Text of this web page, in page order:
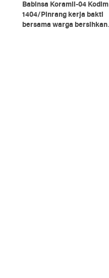
Babinsa Koramil-04 Kodim
1404/Pinrang kerja bakti
bersama warga bersihkan